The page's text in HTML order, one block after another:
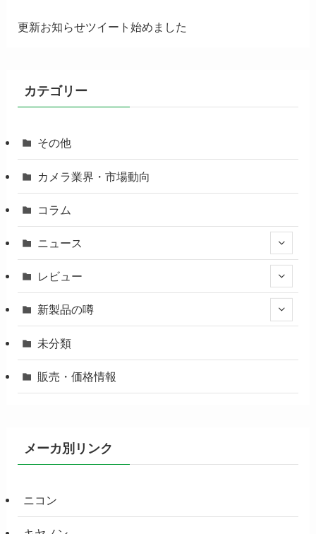
更新お知らせツイート始めました
カテゴリー
その他
カメラ業界・市場動向
コラム
ニュース
レビュー
新製品の噂
未分類
販売・価格情報
メーカ別リンク
ニコン